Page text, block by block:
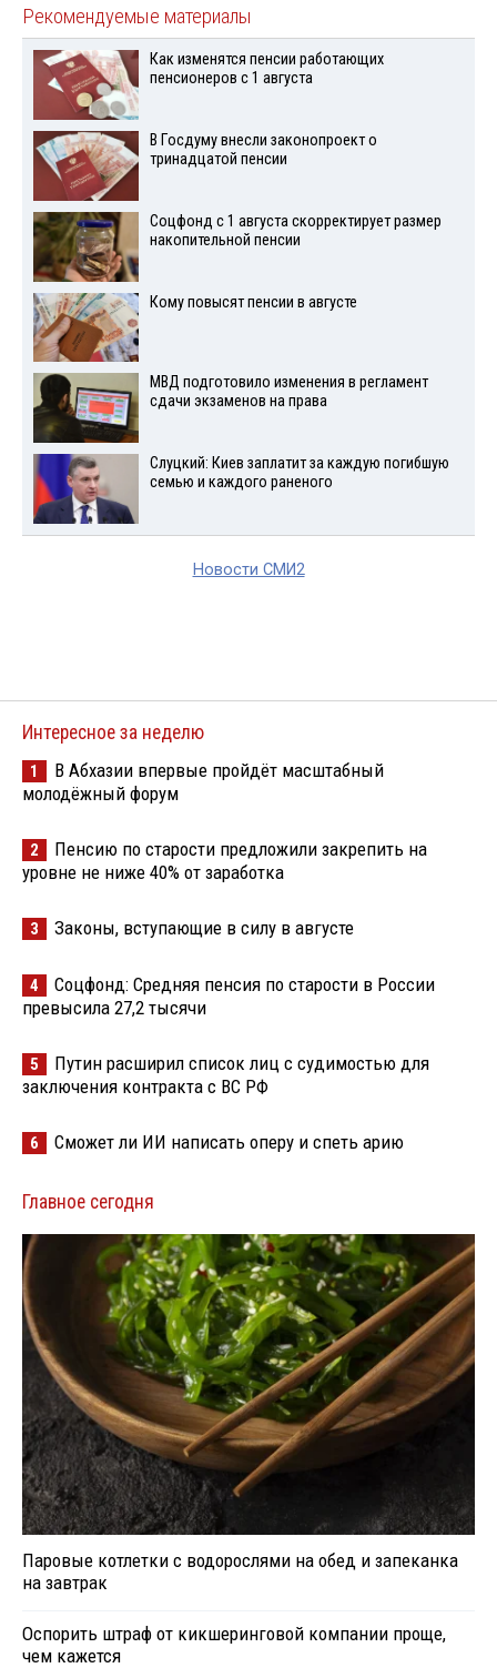
Рекомендуемые материалы
Как изменятся пенсии работающих
пенсионеров с 1 августа
В Госдуму внесли законопроект о
тринадцатой пенсии
Соцфонд с 1 августа скорректирует размер
накопительной пенсии
Кому повысят пенсии в августе
МВД подготовило изменения в регламент
сдачи экзаменов на права
Слуцкий: Киев заплатит за каждую погибшую
семью и каждого раненого
Новости СМИ2
Интересное за неделю
1
В Абхазии впервые пройдёт масштабный
молодёжный форум
2
Пенсию по старости предложили закрепить на
уровне не ниже 40% от заработка
3 Законы, вступающие в силу в августе
4
Соцфонд: Средняя пенсия по старости в России
превысила 27,2 тысячи
5
Путин расширил список лиц с судимостью для
заключения контракта с ВС РФ
6 Сможет ли ИИ написать оперу и спеть арию
Главное сегодня
Паровые котлетки с водорослями на обед и запеканка
на завтрак
Оспорить штраф от кикшеринговой компании проще,
чем кажется